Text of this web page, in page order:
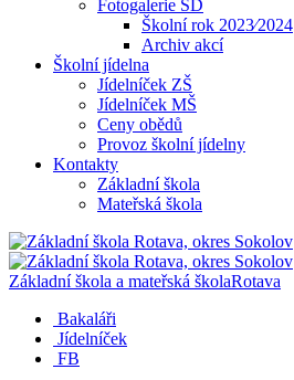
Fotogalerie ŠD
Školní rok 2023⁄2024
Archiv akcí
Školní jídelna
Jídelníček ZŠ
Jídelníček MŠ
Ceny obědů
Provoz školní jídelny
Kontakty
Základní škola
Mateřská škola
Základní škola a mateřská školaRotava
Bakaláři
Jídelníček
FB